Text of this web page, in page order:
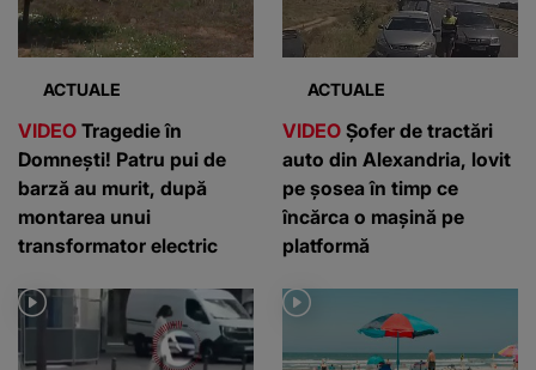
ACTUALE
VIDEO Tragedie în
Domnești! Patru pui de
barză au murit, după
montarea unui
transformator electric
ACTUALE
VIDEO Șofer de tractări
auto din Alexandria, lovit
pe șosea în timp ce
încărca o mașină pe
platformă